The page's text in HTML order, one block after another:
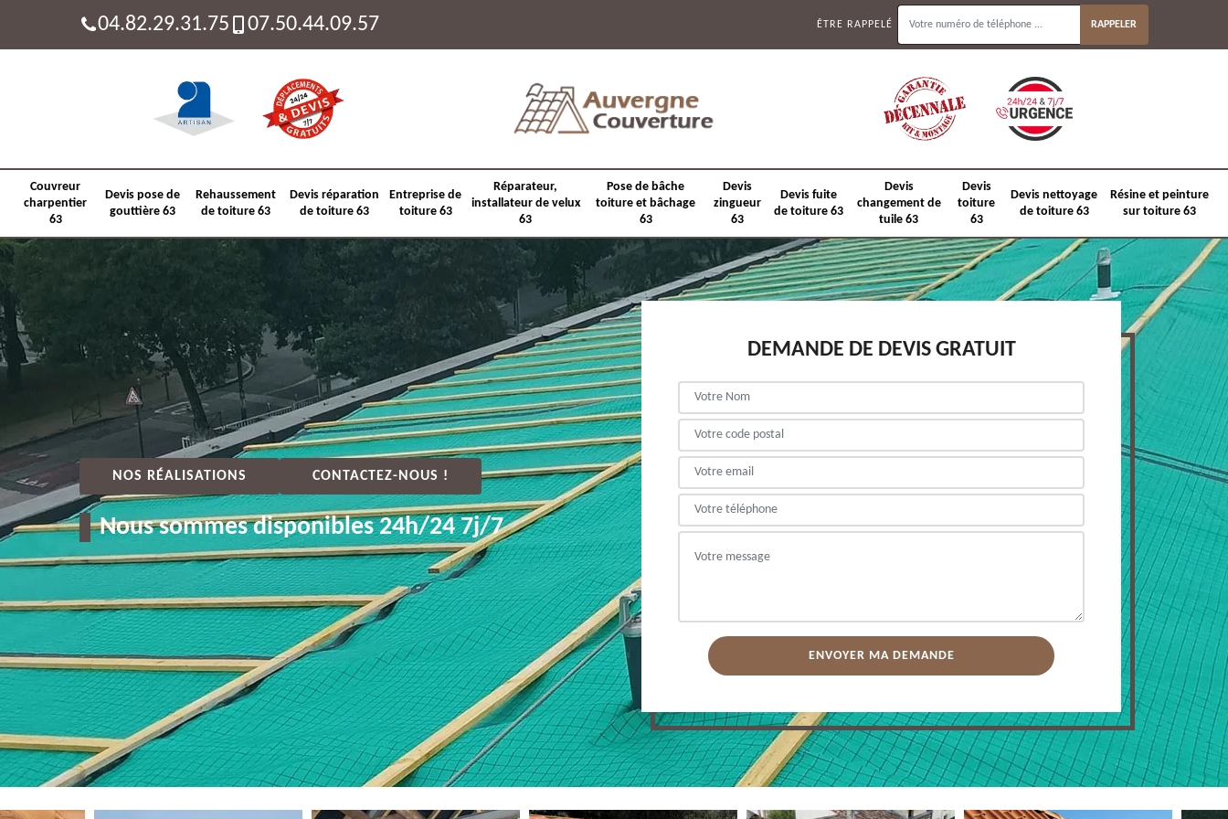
04.82.29.31.75 07.50.44.09.57 ÊTRE RAPPELÉ
Couvreur
charpentier
63
Devis pose de
gouttière 63
Rehaussement
de toiture 63
Devis réparation
de toiture 63
Entreprise de
toiture 63
Réparateur,
installateur de velux
63
Pose de bâche
toiture et bâchage
63
Devis
zingueur
63
Devis fuite
de toiture 63
Devis
changement de
tuile 63
Devis
toiture
63
Devis nettoyage
de toiture 63
Résine et peinture
sur toiture 63
NOS RÉALISATIONS CONTACTEZ-NOUS !
Nous sommes disponibles 24h/24 7j/7
DEMANDE DE DEVIS GRATUIT